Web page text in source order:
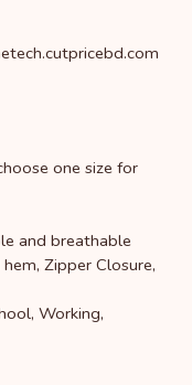
one size for
and breathable
Zipper Closure,
Working,